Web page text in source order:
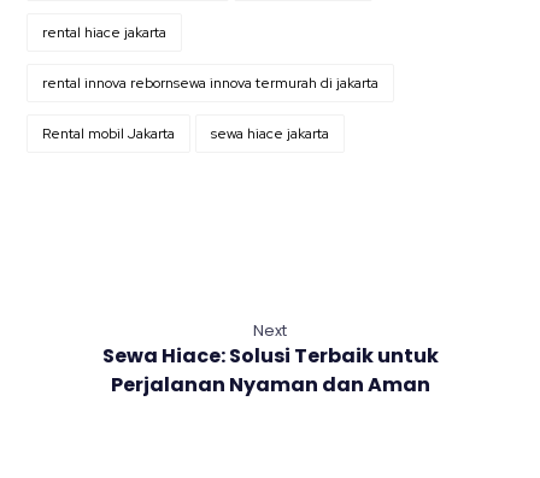
rental hiace jakarta
rental innova rebornsewa innova termurah di jakarta
Rental mobil Jakarta sewa hiace jakarta
Next
Sewa Hiace: Solusi Terbaik untuk
Perjalanan Nyaman dan Aman